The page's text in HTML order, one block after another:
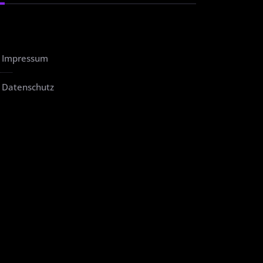
Impressum
Datenschutz